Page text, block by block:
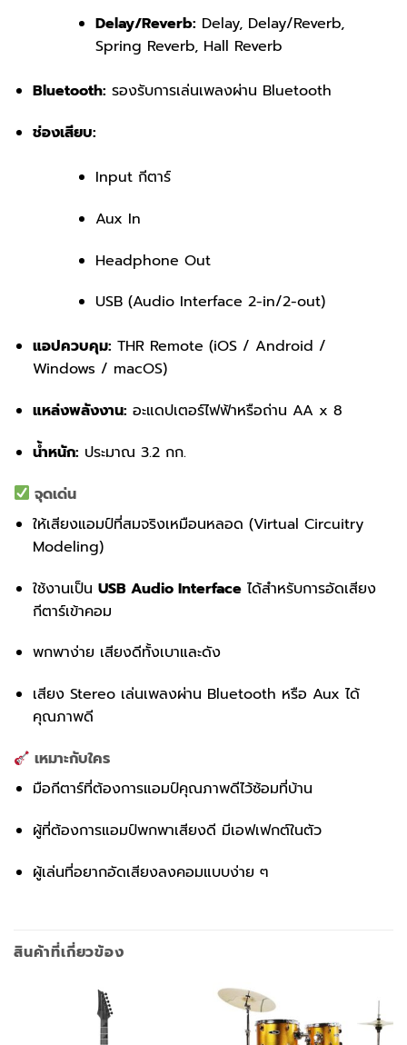
Delay/Reverb: Delay, Delay/Reverb,
Spring Reverb, Hall Reverb
Bluetooth: รองรับการเล่นเพลงผ่าน Bluetooth
ช่องเสียบ:
Input กีตาร์
Aux In
Headphone Out
USB (Audio Interface 2-in/2-out)
แอปควบคุม: THR Remote (iOS / Android /
Windows / macOS)
แหล่งพลังงาน: อะแดปเตอร์ไฟฟ้าหรือถ่าน AA x 8
น้ำหนัก: ประมาณ 3.2 กก.
จุดเด่น
ให้เสียงแอมป์ที่สมจริงเหมือนหลอด (Virtual Circuitry
Modeling)
ใช้งานเป็น USB Audio Interfaceได้สำหรับการอัดเสียง
กีตาร์เข้าคอม
พกพาง่าย เสียงดีทั้งเบาและดัง
เสียง Stereo เล่นเพลงผ่าน Bluetooth หรือ Aux ได้
คุณภาพดี
เหมาะกับใคร
มือกีตาร์ที่ต้องการแอมป์คุณภาพดีไว้ซ้อมที่บ้าน
ผู้ที่ต้องการแอมป์พกพาเสียงดี มีเอฟเฟกต์ในตัว
ผู้เล่นที่อยากอัดเสียงลงคอมแบบง่าย ๆ
สินค้าที่เกี่ยวข้อง